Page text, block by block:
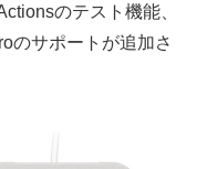
のテスト機能、
のサポートが追加さ